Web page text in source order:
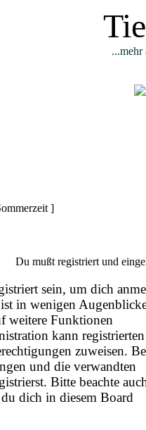
...mehr
]
Du mußt registriert und
sein, um dich
in wenigen
weitere Funktionen
kann registrierten
zuweisen.
und die verwandten
Bitte beachte
dich in diesem Board